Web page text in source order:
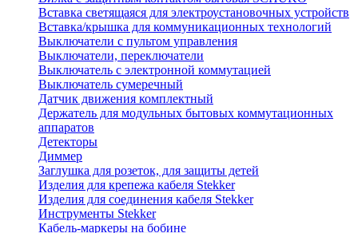
Вставка светящаяся для электроустановочных устройств
Вставка/крышка для коммуникационных технологий
Выключатели с пультом управления
Выключатели, переключатели
Выключатель с электронной коммутацией
Выключатель сумеречный
Датчик движения комплектный
Держатель для модульных бытовых коммутационных
аппаратов
Детекторы
Диммер
Заглушка для розеток, для защиты детей
Изделия для крепежа кабеля Stekker
Изделия для соединения кабеля Stekker
Инструменты Stekker
Кабель-маркеры на бобине